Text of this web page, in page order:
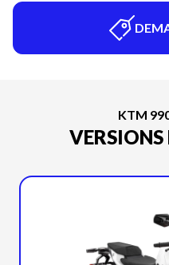
KTM
VERSIONS